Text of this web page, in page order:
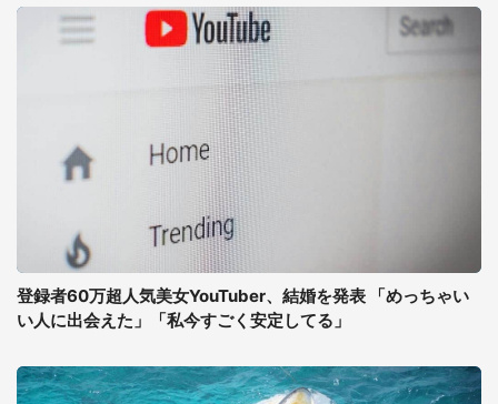
登録者60万超人気美女YouTuber、結婚を発表 「めっちゃい
い人に出会えた」「私今すごく安定してる」